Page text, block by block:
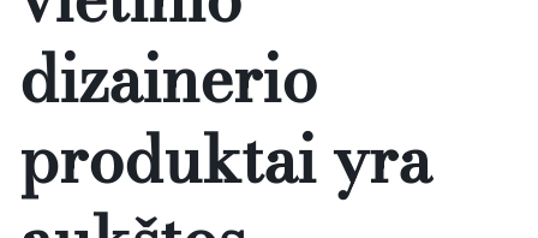
dizainerio
produktai yra